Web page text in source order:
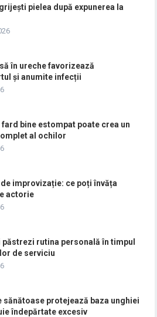
pielea după expunerea la
în ureche favorizează
și anumite infecții
fard bine estompat poate crea un
al ochilor
improvizație: ce poți învăța
actorie
păstrezi rutina personală în timpul
de serviciu
sănătoase protejează baza unghiei
îndepărtate excesiv